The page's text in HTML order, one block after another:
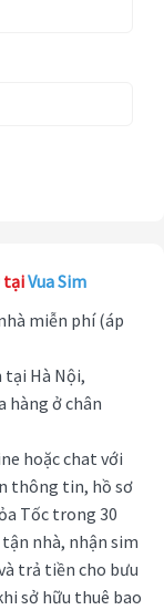
tạiVua Sim
miễn phí (áp
tại Hà Nội,
hàng ở chân
hoặc chat với
thông tin, hồ sơ
Tốc trong 30
nhà, nhận sim
trả tiền cho bưu
sở hữu thuê bao